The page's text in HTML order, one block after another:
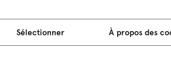
Sélectionner À propos des